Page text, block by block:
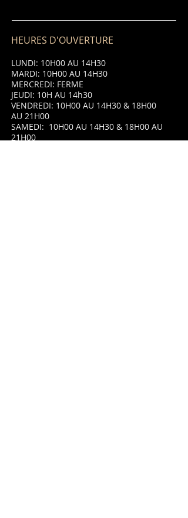
HEURES D'OUVERTURE
LUNDI: 10H00 AU 14H30
MARDI: 10H00 AU 14H30
MERCREDI: FERME
JEUDI: 10H AU 14h30
VENDREDI: 10H00 AU 14H30 & 18H00
AU 21H00
SAMEDI: 10H00 AU 14H30 & 18H00 AU
21H00